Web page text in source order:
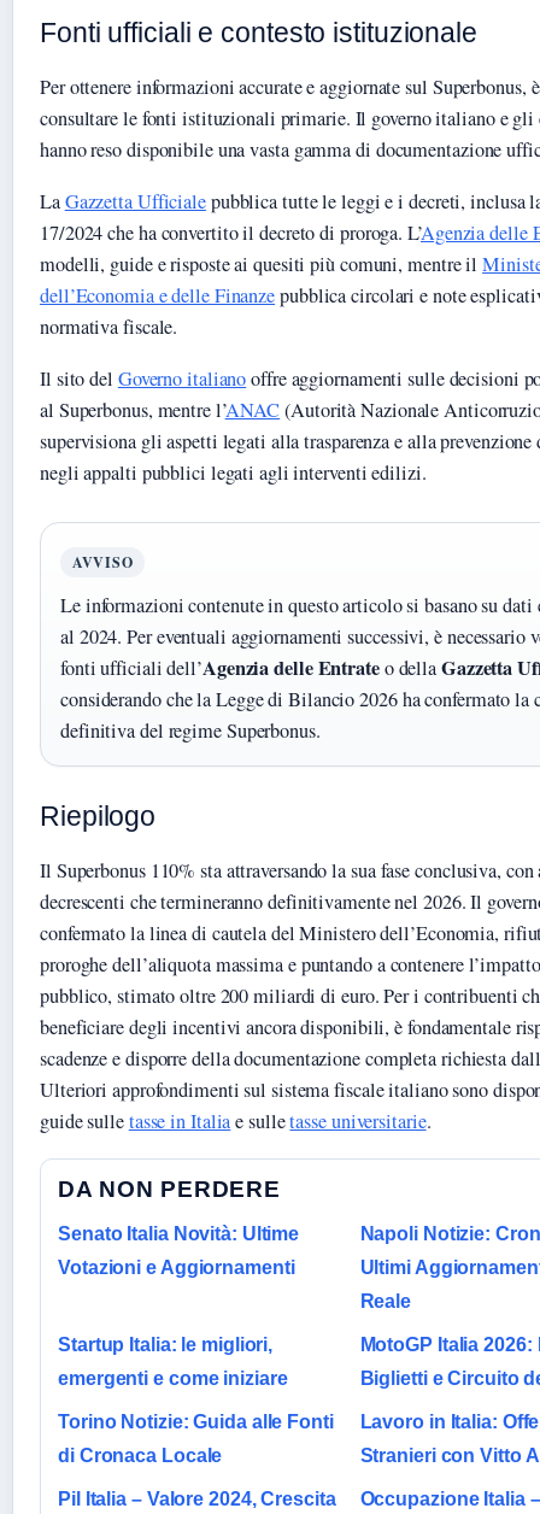
Fonti ufficiali e contesto istituzionale
Per ottenere informazioni accurate e aggiornate sul Superbonus,
consultare le fonti istituzionali primarie. Il governo italiano e
hanno reso disponibile una vasta gamma di documentazione
LaGazzetta Ufficialepubblica tutte le leggi e i decreti, inclusa
17/2024 che ha convertito il decreto di proroga. L’Agenzia delle
modelli, guide e risposte ai quesiti più comuni, mentre il
dell’Economia e delle Finanzepubblica circolari e note
normativa fiscale.
Il sito del Governo italianooffre aggiornamenti sulle decisioni
al Superbonus, mentre l’ANAC (Autorità Nazionale
supervisiona gli aspetti legati alla trasparenza e alla
negli appalti pubblici legati agli interventi edilizi.
AVVISO
Le informazioni contenute in questo articolo si basano su
al 2024. Per eventuali aggiornamenti successivi, è necessario
fonti ufficiali dell’Agenzia delle Entrateo dellaGazzetta
considerando che la Legge di Bilancio 2026 ha confermato la
definitiva del regime Superbonus.
Riepilogo
Il Superbonus 110% sta attraversando la sua fase conclusiva,
decrescenti che termineranno definitivamente nel 2026. Il
confermato la linea di cautela del Ministero dell’Economia,
proroghe dell’aliquota massima e puntando a contenere
pubblico, stimato oltre 200 miliardi di euro. Per i contribuenti
beneficiare degli incentivi ancora disponibili, è fondamentale
scadenze e disporre della documentazione completa richiesta
Ulteriori approfondimenti sul sistema fiscale italiano sono
guide sulletasse in Italiae sulletasse universitarie.
DA NON PERDERE
Senato Italia Novità: Ultime
Votazioni e Aggiornamenti
Napoli Notizie:
Ultimi
Reale
Startup Italia: le migliori,
emergenti e come iniziare
MotoGP Italia 2026:
Biglietti e Circuito
Torino Notizie: Guida alle Fonti
di Cronaca Locale
Lavoro in Italia:
Stranieri con Vitto
Pil Italia – Valore 2024, Crescita
Occupazione Italia